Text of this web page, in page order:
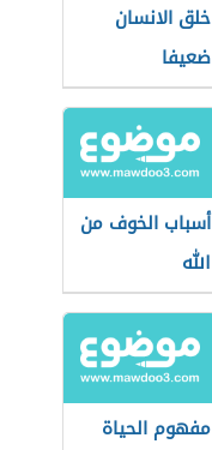
خلق الانسان
ضعيفا
أسباب الخوف من
الله
مفهوم الحياة